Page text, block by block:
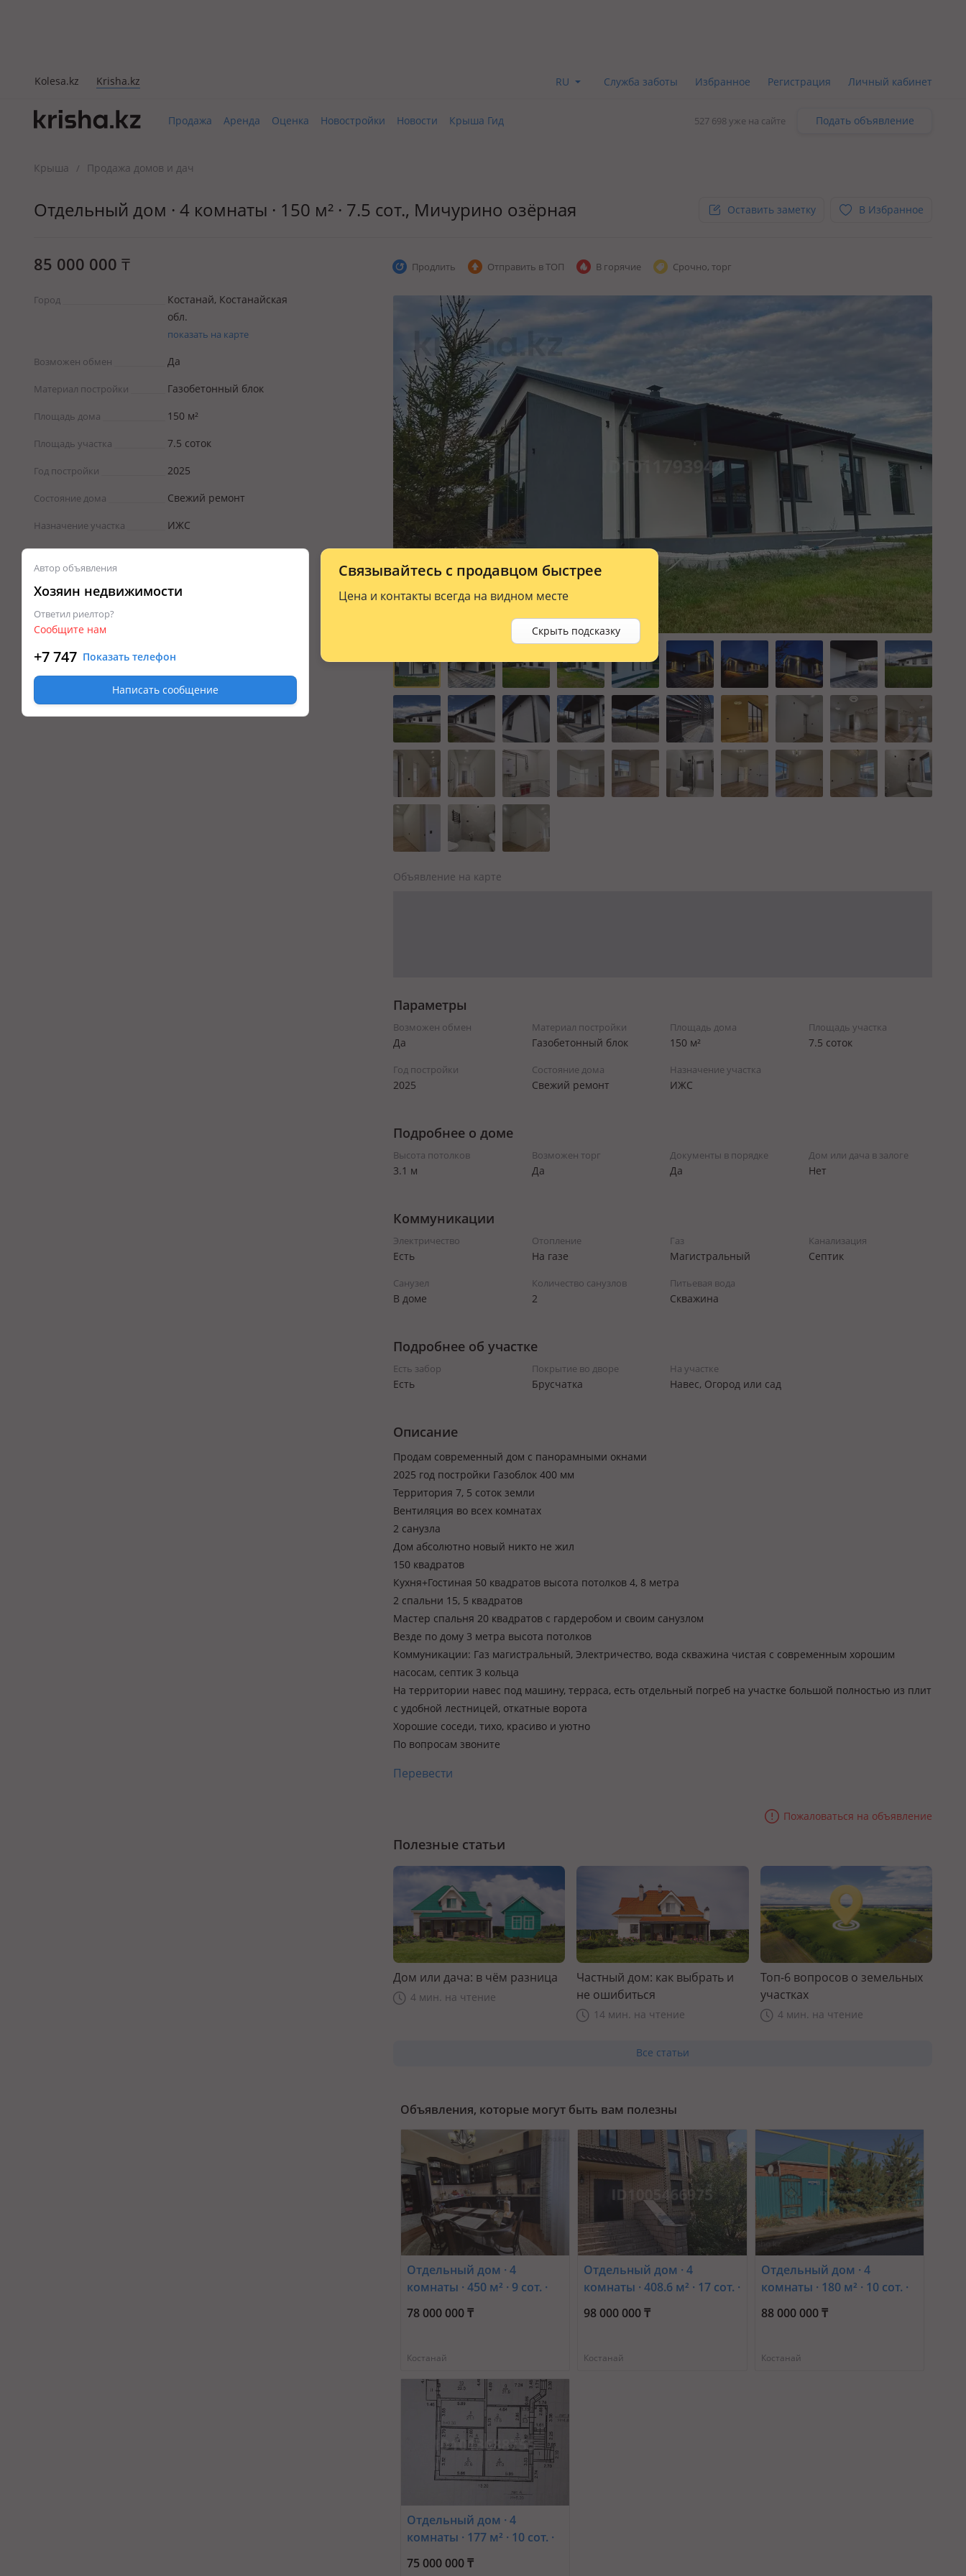
Kolesa.kz Krisha.kz RU Служба заботы Избранное Регистрация Личный кабинет
Продажа Аренда Оценка Новостройки Новости Крыша Гид 527 698 уже на сайте Подать объявление
Крыша / Продажа домов и дач
Отдельный дом · 4 комнаты · 150 м² · 7.5 сот., Мичурино озёрная Оставить заметку В Избранное
85 000 000 ₸
Город
Костанай, Костанайская
обл.
показать на карте
Возможен обмен Да
Материал постройки Газобетонный блок
Площадь дома 150 м²
Площадь участка 7.5 соток
Год постройки 2025
Состояние дома Свежий ремонт
Назначение участка ИЖС
Связывайтесь с продавцом быстрее
Цена и контакты всегда на видном месте
Скрыть подсказку
Автор объявления
Хозяин недвижимости
Ответил риелтор?
Сообщите нам
+7 747 Показать телефон
Написать сообщение
Продлить Отправить в ТОП В горячие Срочно, торг
Объявление на карте
Параметры
Возможен обмен
Да
Материал постройки
Газобетонный блок
Площадь дома
150 м²
Площадь участка
7.5 соток
Год постройки
2025
Состояние дома
Свежий ремонт
Назначение участка
ИЖС
Подробнее о доме
Высота потолков
3.1 м
Возможен торг
Да
Документы в порядке
Да
Дом или дача в залоге
Нет
Коммуникации
Электричество
Есть
Отопление
На газе
Газ
Магистральный
Канализация
Септик
Санузел
В доме
Количество санузлов
2
Питьевая вода
Скважина
Подробнее об участке
Есть забор
Есть
Покрытие во дворе
Брусчатка
На участке
Навес, Огород или сад
Описание
Продам современный дом с панорамными окнами
2025 год постройки Газоблок 400 мм
Территория 7, 5 соток земли
Вентиляция во всех комнатах
2 санузла
Дом абсолютно новый никто не жил
150 квадратов
Кухня+Гостиная 50 квадратов высота потолков 4, 8 метра
2 спальни 15, 5 квадратов
Мастер спальня 20 квадратов с гардеробом и своим санузлом
Везде по дому 3 метра высота потолков
Коммуникации: Газ магистральный, Электричество, вода скважина чистая с современным хорошим
насосам, септик 3 кольца
На территории навес под машину, терраса, есть отдельный погреб на участке большой полностью из плит
с удобной лестницей, откатные ворота
Хорошие соседи, тихо, красиво и уютно
По вопросам звоните
Перевести
Пожаловаться на объявление
Полезные статьи
Дом или дача: в чём разница
4 мин. на чтение
Частный дом: как выбрать и
не ошибиться
14 мин. на чтение
Топ-6 вопросов о земельных
участках
4 мин. на чтение
Все статьи
Объявления, которые могут быть вам полезны
Отдельный дом · 4
комнаты · 450 м² · 9 сот. ·
Гольдаде 44
78 000 000 ₸
Костанай
Отдельный дом · 4
комнаты · 408.6 м² · 17 сот. ·
4-й микрорайон 7
98 000 000 ₸
Костанай
Отдельный дом · 4
комнаты · 180 м² · 10 сот. ·
3я цветочная 3
88 000 000 ₸
Костанай
Отдельный дом · 4
комнаты · 177 м² · 10 сот. ·
Узкоколейная 20/16 —
Находиться район
75 000 000 ₸